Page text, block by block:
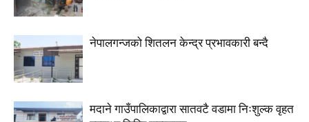
नेपालगन्जको शितलन केन्द्र प्रभावकारी बन्दै
मदाने गाउँपालिकाद्वारा सातवटै वडामा निःशुल्क वृहत